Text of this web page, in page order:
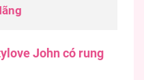
John có rung